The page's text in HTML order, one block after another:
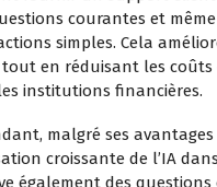
courantes et
simples. Cela
en réduisant les coûts
institutions financières.
malgré ses
croissante de l’IA
également des